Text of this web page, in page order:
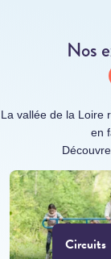
Nos
La vallée de la Loire
en
Circuits